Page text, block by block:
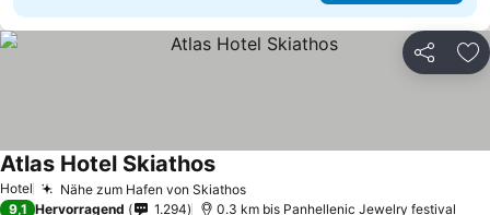
Teilen
Hotel Nähe zum Hafen von SkiathosPreise sehen
Atlas Hotel SkiathosPreise sehen
9,1 Hervorragend 1.294 0.3 km bis Panhellenic Jewelry festival